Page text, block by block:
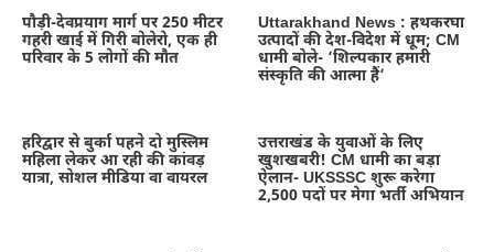
पौड़ी-देवप्रयाग मार्ग पर 250 मीटर
गहरी खाई में गिरी बोलेरो, एक ही
परिवार के 5 लोगों की मौत
Uttarakhand News : हथकरघा
उत्पादों की देश-विदेश में धूम; CM
धामी बोले- ‘शिल्पकार हमारी
संस्कृति की आत्मा हैं’
हरिद्वार से बुर्का पहने दो मुस्लिम
महिला लेकर आ रही की कांवड़
यात्रा, सोशल मीडिया वा वायरल
उत्तराखंड के युवाओं के लिए
खुशखबरी! CM धामी का बड़ा
ऐलान- UKSSSC शुरू करेगा
2,500 पदों पर मेगा भर्ती अभियान